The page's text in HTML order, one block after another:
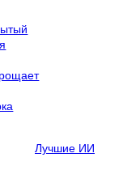
Лучшие ИИ